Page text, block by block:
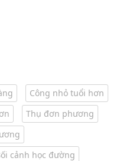
Công nhỏ tuổi hơn
Thụ đơn phương
cảnh học đường